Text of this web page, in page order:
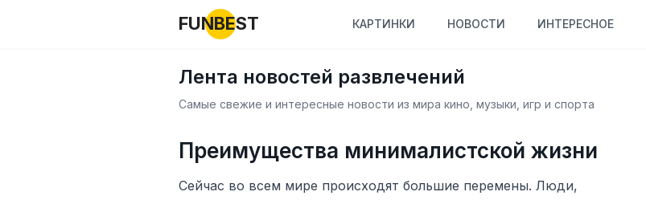
FUNBEST КАРТИНКИ НОВОСТИ ИНТЕРЕСНОЕ
Лента новостей развлечений
Самые свежие и интересные новости из мира кино, музыки, игр и спорта
Преимущества минималистской жизни
Сейчас во всем мире происходят большие перемены. Люди,